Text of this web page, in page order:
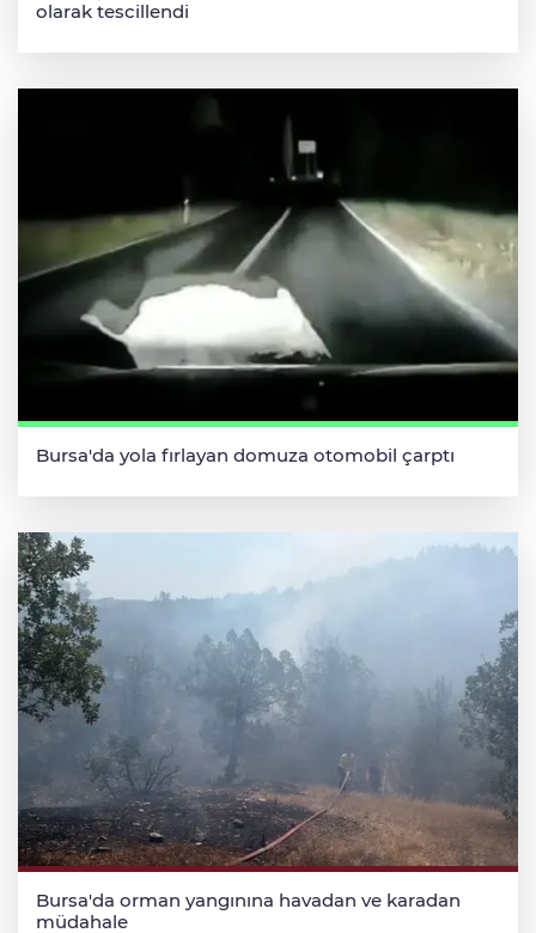
olarak tescillendi
Bursa'da yola fırlayan domuza otomobil çarptı
Bursa'da orman yangınına havadan ve karadan
müdahale